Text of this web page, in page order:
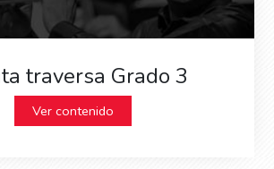
traversa Grado 3
Ver contenido